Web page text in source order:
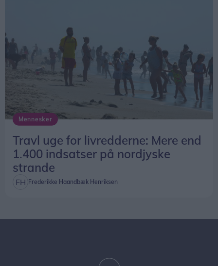
Mennesker
Travl uge for livredderne: Mere end
1.400 indsatser på nordjyske
strande
Frederikke Haandbæk Henriksen